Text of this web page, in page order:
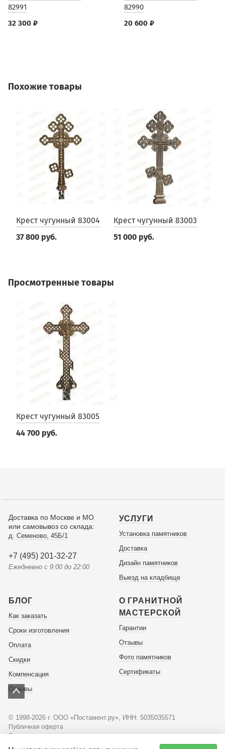
82991
32 300 ₽
82990
20 600 ₽
Похожие товары
Крест чугунный 83004
37 800 руб.
Крест чугунный 83003
51 000 руб.
Просмотренные товары
Крест чугунный 83005
44 700 руб.
Доставка по Москве и МО
или самовывоз со склада:
д. Семеново, 45Б/1
+7 (495) 201-32-27
Ежедневно с 9:00 до 22:00
УСЛУГИ
Установка памятников
Доставка
Дизайн памятников
Выезд на кладбище
БЛОГ
Как заказать
Сроки изготовления
Оплата
Скидки
Компенсация
Отзывы
О ГРАНИТНОЙ
МАСТЕРСКОЙ
Гарантии
Отзывы
Фото памятников
Сертификаты
© 1998-2026 г. ООО «Постамент.ру», ИНН: 5035035571
Публичная оферта
Политика конфиденциальности